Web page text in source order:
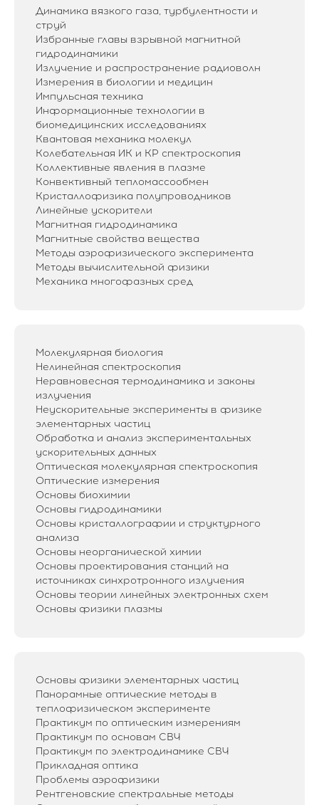
Динамика вязкого газа, турбулентности и
струй
Избранные главы взрывной магнитной
гидродинамики
Излучение и распространение радиоволн
Измерения в биологии и медицин
Импульсная техника
Информационные технологии в
биомедицинских исследованиях
Квантовая механика молекул
Колебательная ИК и КР спектроскопия
Коллективные явления в плазме
Конвективный тепломассообмен
Кристаллофизика полупроводников
Линейные ускорители
Магнитная гидродинамика
Магнитные свойства вещества
Методы аэрофизического эксперимента
Методы вычислительной физики
Механика многофазных сред
Молекулярная биология
Нелинейная спектроскопия
Неравновесная термодинамика и законы
излучения
Неускорительные эксперименты в физике
элементарных частиц
Обработка и анализ экспериментальных
ускорительных данных
Оптическая молекулярная спектроскопия
Оптические измерения
Основы биохимии
Основы гидродинамики
Основы кристаллографии и структурного
анализа
Основы неорганической химии
Основы проектирования станций на
источниках синхротронного излучения
Основы теории линейных электронных схем
Основы физики плазмы
Основы физики элементарных частиц
Панорамные оптические методы в
теплофизическом эксперименте
Практикум по оптическим измерениям
Практикум по основам СВЧ
Практикум по электродинамике СВЧ
Прикладная оптика
Проблемы аэрофизики
Рентгеновские спектральные методы